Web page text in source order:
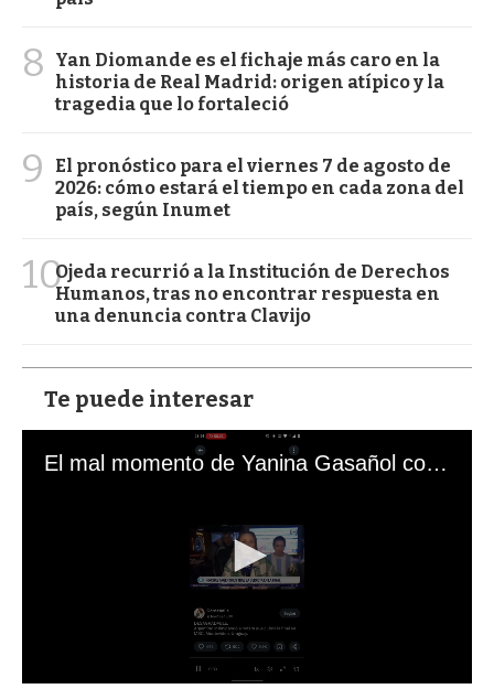
8
Yan Diomande es el fichaje más caro en la
historia de Real Madrid: origen atípico y la
tragedia que lo fortaleció
9
El pronóstico para el viernes 7 de agosto de
2026: cómo estará el tiempo en cada zona del
país, según Inumet
10Ojeda recurrió a la Institución de Derechos
Humanos, tras no encontrar respuesta en
una denuncia contra Clavijo
Te puede interesar
El mal momento de Yanina Gasañol con un hincha argentino en "Subrayado"